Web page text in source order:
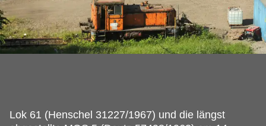
Lok 61 (Henschel 31227/1967) und die längst